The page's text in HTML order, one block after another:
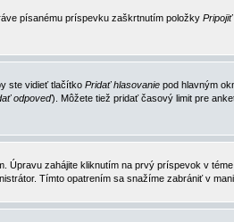
písanému príspevku zaškrtnutím položky
ste vidieť tlačítko Pridať hlasovanie pod hlavným
odpoveď). Môžete tiež pridať časový limit pre
zahájite kliknutím na prvý príspevok v
Tímto opatrením sa snažíme zabrániť v